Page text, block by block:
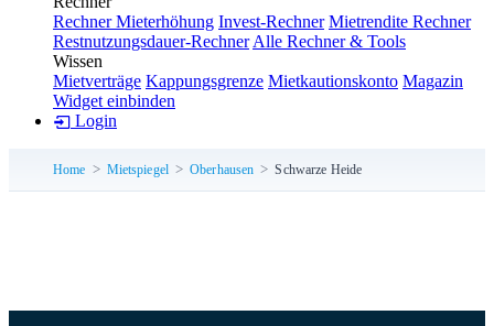
Rechner Mieterhöhung Invest-Rechner Mietrendite Rechner
Restnutzungsdauer-Rechner Alle Rechner & Tools
Wissen
Mietverträge Kappungsgrenze Mietkautionskonto Magazin
Widget einbinden
Login
Home Mietspiegel Oberhausen Schwarze Heide